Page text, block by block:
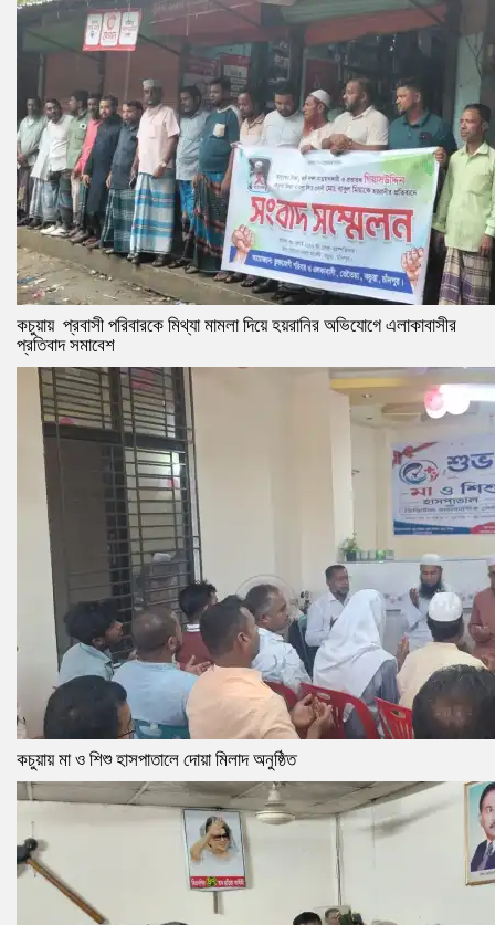
কচুয়ায় প্রবাসী পরিবারকে মিথ্যা মামলা দিয়ে হয়রানির অভিযোগে এলাকাবাসীর
প্রতিবাদ সমাবেশ
কচুয়ায় মা ও শিশু হাসপাতালে দোয়া মিলাদ অনুষ্ঠিত